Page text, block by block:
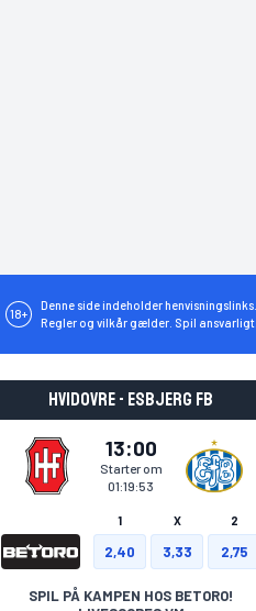
18+
Denne side indeholder henvisningslinks.
Regler og vilkår gælder. Spil ansvarligt.
Hvidovre - Esbjerg fB
13:00
Starter om
01:19:52
1 X 2
2,40 3,33 2,75
SPIL PÅ KAMPEN HOS BETORO!